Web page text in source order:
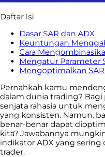
Daftar Isi
Dasar SAR dan ADX
Keuntungan
Cara
Mengatur Parameter
Mengoptimalkan
Pernahkah kamu
dalam dunia trading? Bagi
senjata rahasia untuk
yang konsisten. Namun,
benar-benar dapat
kita? Jawabannya
indikator ADX yang sering
trader.